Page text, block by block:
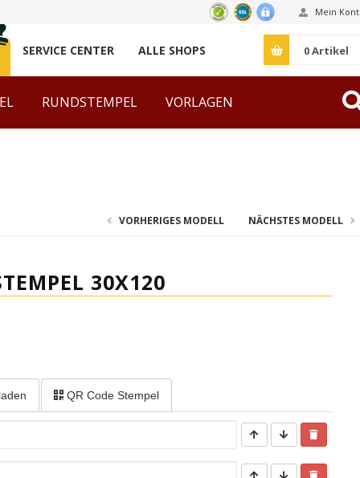
Mein
SERVICE CENTER ALLE SHOPS 0Artikel
RUNDSTEMPEL VORLAGEN
VORHERIGES MODELL NÄCHSTES MODELL
30X120
QR Code Stempel